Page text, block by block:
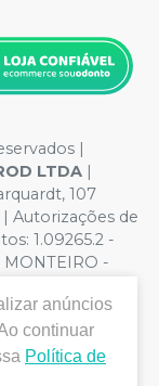
|
LTDA |
107
| Autorizações de
1.09265.2 -
-
e condições
Em caso de
é o do
atacado, por
anúncios
continuar
Política de